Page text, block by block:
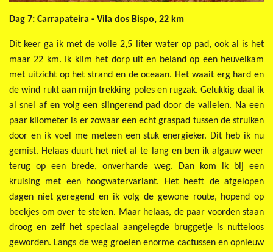
Dag 7: Carrapateira - Vila dos Bispo, 22 km
Dit keer ga ik met de volle 2,5 liter water op pad, ook al is het
maar 22 km. Ik klim het dorp uit en beland op een heuvelkam
met uitzicht op het strand en de oceaan. Het waait erg hard en
de wind rukt aan mijn trekking poles en rugzak. Gelukkig daal ik
al snel af en volg een slingerend pad door de valleien. Na een
paar kilometer is er zowaar een echt graspad tussen de struiken
door en ik voel me meteen een stuk energieker. Dit heb ik nu
gemist. Helaas duurt het niet al te lang en ben ik algauw weer
terug op een brede, onverharde weg. Dan kom ik bij een
kruising met een hoogwatervariant. Het heeft de afgelopen
dagen niet geregend en ik volg de gewone route, hopend op
beekjes om over te steken. Maar helaas, de paar voorden staan
droog en zelf het speciaal aangelegde bruggetje is nutteloos
geworden. Langs de weg groeien enorme cactussen en opnieuw